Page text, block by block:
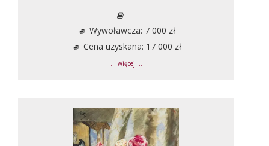
Wywoławcza: 7 000 zł
Cena uzyskana: 17 000 zł
... więcej ...